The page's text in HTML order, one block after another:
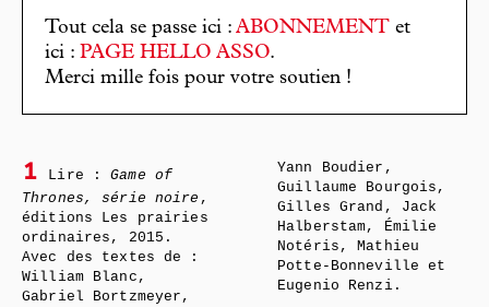
Tout cela se passe ici : ABONNEMENT et
ici : PAGE HELLO ASSO.
Merci mille fois pour votre soutien !
1 Lire :Game of
Thrones, série noire ,
éditions Les prairies
ordinaires, 2015.
Avec des textes de :
William Blanc,
Gabriel Bortzmeyer,
Yann Boudier,
Guillaume Bourgois,
Gilles Grand, Jack
Halberstam, Émilie
Notéris, Mathieu
Potte-Bonneville et
Eugenio Renzi.